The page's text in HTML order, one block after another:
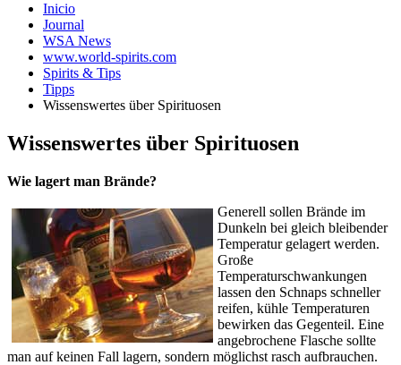
Inicio
Journal
WSA News
www.world-spirits.com
Spirits & Tips
Tipps
Wissenswertes über Spirituosen
Wissenswertes über Spirituosen
Wie lagert man Brände?
Generell sollen Brände im
Dunkeln bei gleich bleibender
Temperatur gelagert werden.
Große
Temperaturschwankungen
lassen den Schnaps schneller
reifen, kühle Temperaturen
bewirken das Gegenteil. Eine
angebrochene Flasche sollte
man auf keinen Fall lagern, sondern möglichst rasch aufbrauchen.